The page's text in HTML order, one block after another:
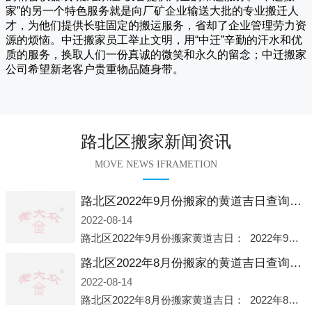
家”的另一个特色服务就是向厂矿企业输送大批的专业搬迁人
才，为他们提供长驻固定的搬运服务，省却了企业管理劳力资
源的烦恼。 中迁搬家员工举止文明，用“中迁”辛勤的汗水和优
质的服务，换取人们一份真诚的微笑和永久的留念； 中迁搬家
公司希望新老客户贵重物品随身带。
路北区搬家新闻资讯
MOVE NEWS IFRAMETION
路北区2022年9月份搬家的黄道吉日查询大全一览表哪天适合搬家好日子
2022-08-14
路北区2022年9月份搬家黄道吉日： 2022年9月6日 「星期二」 农历八月十一2022年9月12日 「星期一」 农历八月十七2022年9月16日 「星期五」 农历八月廿一2022年9月2
路北区2022年8月份搬家的黄道吉日查询大全一览表哪天适合搬家好日子
2022-08-14
路北区2022年8月份搬家黄道吉日： 2022年8月2日 「星期二」 农历七月初五2022年8月6日 「星期六」 农历七月初九2022年8月8日 「星期一」 农历七月十一2022年8月10日 「